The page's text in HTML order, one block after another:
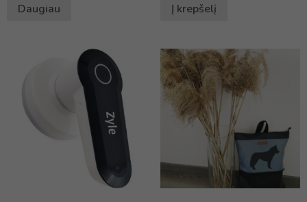
Daugiau Į krepšelį